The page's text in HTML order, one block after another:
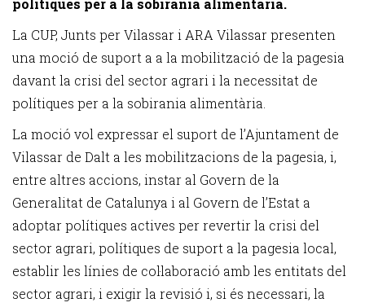
polítiques per a la sobirania alimentària.
La CUP, Junts per Vilassar i ARA Vilassar presenten
una moció de suport a a la mobilització de la pagesia
davant la crisi del sector agrari i la necessitat de
polítiques per a la sobirania alimentària.
La moció vol expressar el suport de l’Ajuntament de
Vilassar de Dalt a les mobilitzacions de la pagesia, i,
entre altres accions, instar al Govern de la
Generalitat de Catalunya i al Govern de l’Estat a
adoptar polítiques actives per revertir la crisi del
sector agrari, polítiques de suport a la pagesia local,
establir les línies de col·laboració amb les entitats del
sector agrari, i exigir la revisió i, si és necessari, la